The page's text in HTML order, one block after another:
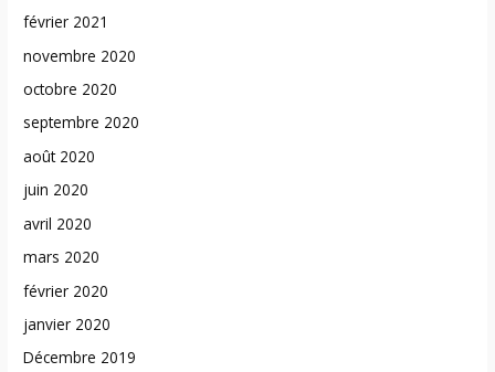
février 2021
novembre 2020
octobre 2020
septembre 2020
août 2020
juin 2020
avril 2020
mars 2020
février 2020
janvier 2020
Décembre 2019